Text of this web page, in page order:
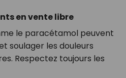
en vente libre
le paracétamol peuvent
soulager les douleurs
Respectez toujours les